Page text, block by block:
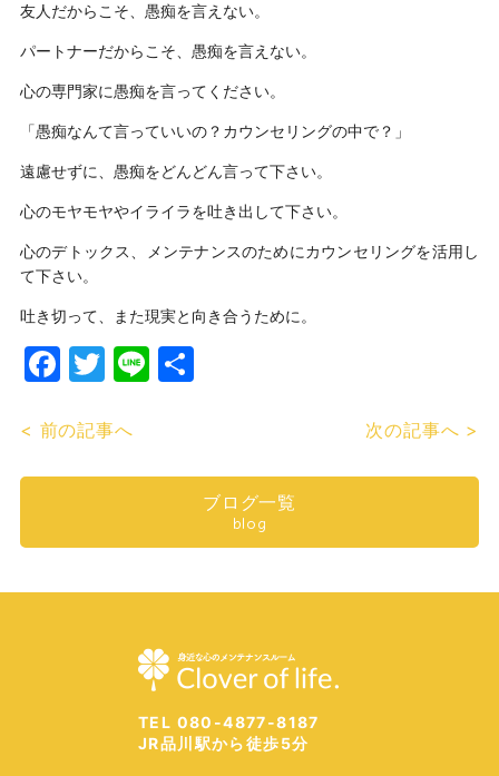
友人だからこそ、愚痴を言えない。
パートナーだからこそ、愚痴を言えない。
心の専門家に愚痴を言ってください。
「愚痴なんて言っていいの？カウンセリングの中で？」
遠慮せずに、愚痴をどんどん言って下さい。
心のモヤモヤやイライラを吐き出して下さい。
心のデトックス、メンテナンスのためにカウンセリングを活用し
て下さい。
吐き切って、また現実と向き合うために。
Facebook
Twitter
Line共
< 前の記事へ 次の記事へ >
ブログ一覧
blog
TEL 080-4877-8187
JR品川駅から徒歩5分